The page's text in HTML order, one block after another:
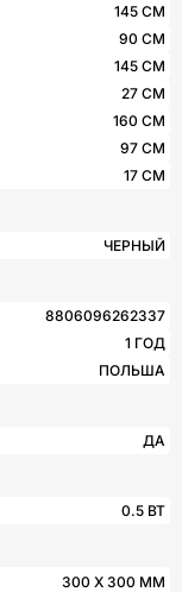
145 СМ
90 СМ
145 СМ
27 СМ
160 СМ
97 СМ
17 СМ
ЧЕРНЫЙ
8806096262337
1 ГОД
ПОЛЬША
ДА
0.5 ВТ
300 X 300 ММ